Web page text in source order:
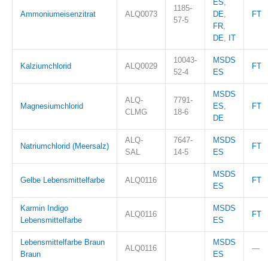
Ammoniumeisenzitrat ALQ0073
1185-
57-5
ES,
DE,
FR,
DE, IT
FT
Kalziumchlorid ALQ0029
10043-
52-4
MSDS
ES
FT
Magnesiumchlorid
ALQ-
CLMG
7791-
18-6
MSDS
ES,
DE
FT
Natriumchlorid (Meersalz)
ALQ-
SAL
7647-
14-5
MSDS
ES
FT
Gelbe Lebensmittelfarbe ALQ0116
MSDS
ES
FT
Karmin Indigo
Lebensmittelfarbe
ALQ0116
MSDS
ES
FT
Lebensmittelfarbe Braun
Braun
ALQ0116
MSDS
ES
—